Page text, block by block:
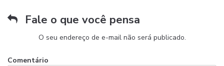
Fale o que você pensa
O seu endereço de e-mail não será publicado.
Comentário